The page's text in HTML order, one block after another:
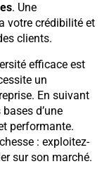
. Une
votre crédibilité et
clients.
efficace est
un
En suivant
d’une
performante.
: exploitez-
sur son marché.